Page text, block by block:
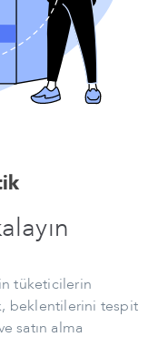
tüketicilerin
beklentilerini tespit
satın alma